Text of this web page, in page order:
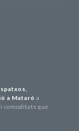
,
a Mataró a
comoditats que